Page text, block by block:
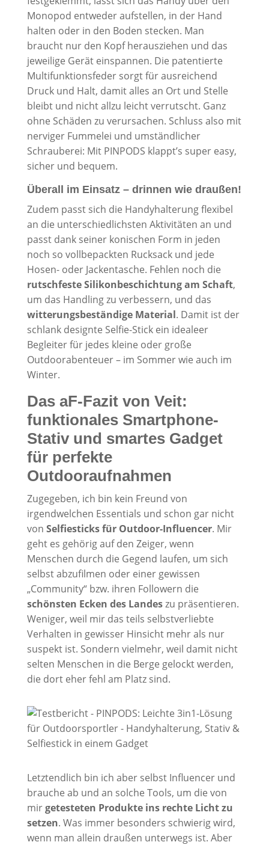
Monopod entweder aufstellen, in der Hand
halten oder in den Boden stecken. Man
braucht nur den Kopf herausziehen und das
jeweilige Gerät einspannen. Die patentierte
Multifunktionsfeder sorgt für ausreichend
Druck und Halt, damit alles an Ort und Stelle
bleibt und nicht allzu leicht verrutscht. Ganz
ohne Schäden zu verursachen. Schluss also mit
nerviger Fummelei und umständlicher
Schrauberei: Mit PINPODS klappt’s super easy,
sicher und bequem.
Überall im Einsatz – drinnen wie draußen!
Zudem passt sich die Handyhalterung flexibel
an die unterschiedlichsten Aktivitäten an und
passt dank seiner konischen Form in jeden
noch so vollbepackten Rucksack und jede
Hosen- oder Jackentasche. Fehlen noch die
rutschfeste Silikonbeschichtung am Schaft,
um das Handling zu verbessern, und das
witterungsbeständige Material. Damit ist der
schlank designte Selfie-Stick ein idealeer
Begleiter für jedes kleine oder große
Outdoorabenteuer – im Sommer wie auch im
Winter.
Das aF-Fazit von Veit:
funktionales Smartphone-
Stativ und smartes Gadget
für perfekte
Outdooraufnahmen
Zugegeben, ich bin kein Freund von
irgendwelchen Essentials und schon gar nicht
von Selfiesticks für Outdoor-Influencer. Mir
geht es gehörig auf den Zeiger, wenn
Menschen durch die Gegend laufen, um sich
selbst abzufilmen oder einer gewissen
„Community“ bzw. ihren Followern die
schönsten Ecken des Landeszu präsentieren.
Weniger, weil mir das teils selbstverliebte
Verhalten in gewisser Hinsicht mehr als nur
suspekt ist. Sondern vielmehr, weil damit nicht
selten Menschen in die Berge gelockt werden,
die dort eher fehl am Platz sind.
Letztendlich bin ich aber selbst Influencer und
brauche ab und an solche Tools, um die von
mirgetesteten Produkte ins rechte Licht zu
setzen. Was immer besonders schwierig wird,
wenn man allein draußen unterwegs ist. Aber